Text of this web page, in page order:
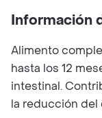
Información
Alimento
hasta los 12
intestinal.
la reducción del